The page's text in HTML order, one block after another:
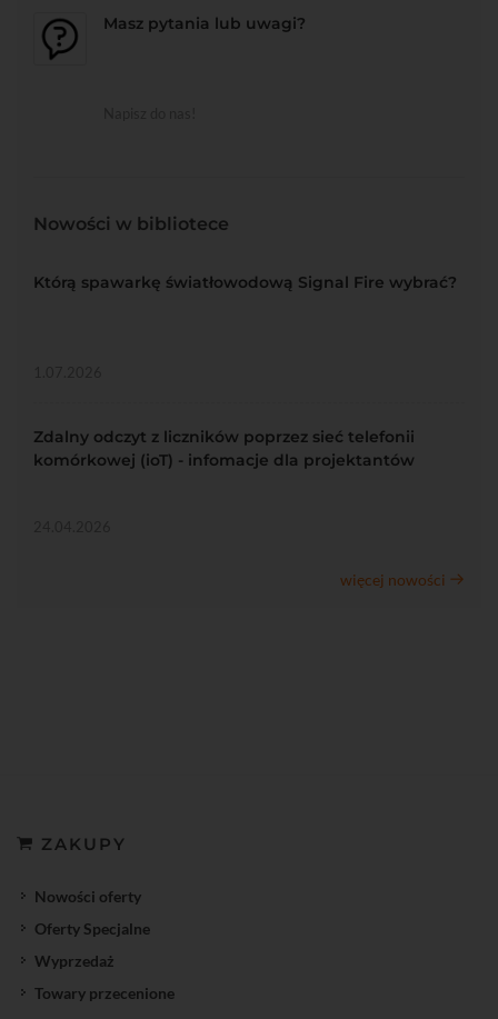
Masz pytania lub uwagi?
Nowości w bibliotece
Którą spawarkę światłowodową Signal Fire wybrać?
Zdalny odczyt z liczników poprzez sieć telefonii
komórkowej (ioT) - infomacje dla projektantów
więcej nowości
ZAKUPY
Nowości oferty
Oferty Specjalne
Wyprzedaż
Towary przecenione